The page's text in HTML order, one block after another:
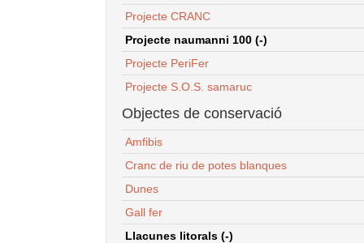
Projecte CRANC
Projecte naumanni 100 (-)
Projecte PeriFer
Projecte S.O.S. samaruc
Objectes de conservació
Amfibis
Cranc de riu de potes blanques
Dunes
Gall fer
Llacunes litorals (-)